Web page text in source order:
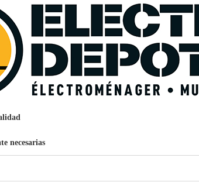
159€ 96
Pago aplazos
EcoTank EPSON ET-2861
necesarias